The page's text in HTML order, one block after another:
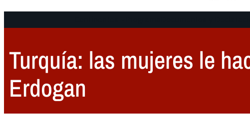
Turquía: las mujeres le
Erdogan